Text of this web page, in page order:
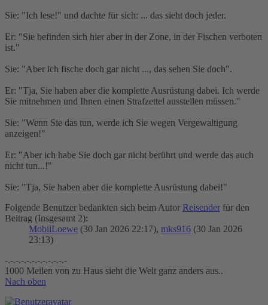
Sie: "Ich lese!" und dachte für sich: ... das sieht doch jeder.
Er: "Sie befinden sich hier aber in der Zone, in der Fischen verboten
ist."
Sie: "Aber ich fische doch gar nicht ..., das sehen Sie doch".
Er: "Tja, Sie haben aber die komplette Ausrüstung dabei. Ich werde
Sie mitnehmen und Ihnen einen Strafzettel ausstellen müssen."
Sie: "Wenn Sie das tun, werde ich Sie wegen Vergewaltigung
anzeigen!"
Er: "Aber ich habe Sie doch gar nicht berührt und werde das auch
nicht tun...!"
Sie: "Tja, Sie haben aber die komplette Ausrüstung dabei!"
Folgende Benutzer bedankten sich beim Autor Reisender für den
Beitrag (Insgesamt 2):
MobilLoewe (30 Jan 2026 22:17), mks916 (30 Jan 2026
23:13)
-.-.-.-.-.-.-.-.-.-.-.-
1000 Meilen von zu Haus sieht die Welt ganz anders aus..
Nach oben